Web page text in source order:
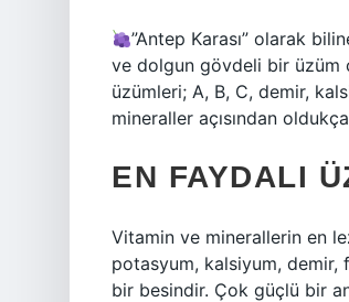
”Antep Karası” olarak
ve dolgun gövdeli bir üzüm
üzümleri; A, B, C, demir,
mineraller açısından
EN FAYDALI
Vitamin ve minerallerin en
potasyum, kalsiyum, demir,
bir besindir. Çok güçlü bir